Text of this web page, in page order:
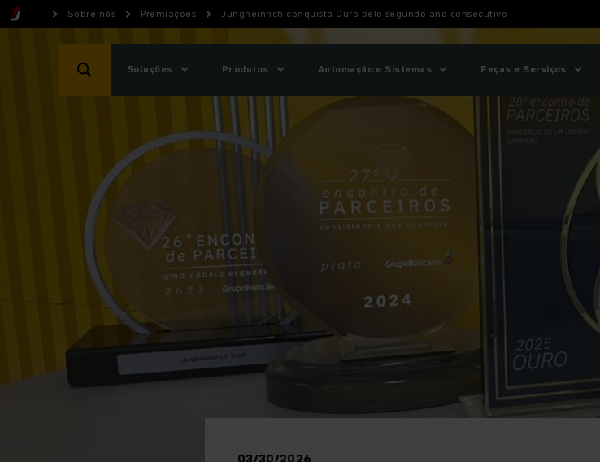
Sobre nós Premiações Jungheinrich conquista Ouro pelo segundo ano consecutivo
Soluções Produtos Automação e Sistemas Peças e Serviços
03/30/2026